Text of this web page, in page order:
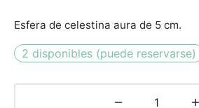
Esfera de celestina aura de 5 cm.
2 disponibles (puede reservarse)